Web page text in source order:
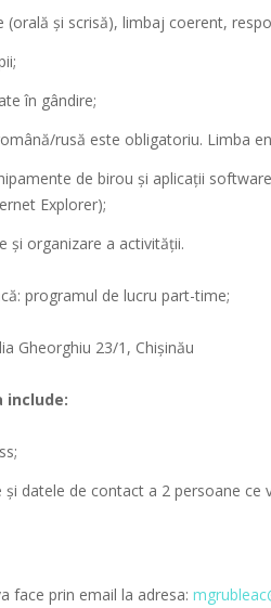
(orală și scrisă), limbaj coerent,
în gândire;
rusă este obligatoriu. Limba
de birou și aplicații
Explorer);
și organizare a activității.
programul de lucru part-time;
Gheorghiu 23/1, Chișinău
include:
datele de contact a 2 persoane ce
face prin email la adresa: